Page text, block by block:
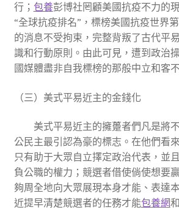
行； 包養彭博社罔顧美國抗疫不力的
“全球抗疫排名”，標榜美國抗疫世界
的消息不受拘束，完整背叛了古代平
識和行動原則。由此可見，遭到政治
國媒體盡非自我標榜的那般中立和客
（三）美式平易近主的金錢化
美式平易近主的擁躉者們凡是將
公民主最引認為豪的標志。在他們看
只有助于大眾自立擇定政治代表，並
負公職的權力；競選者借使倘使想要
夠周全地向大眾展現本身才能、表達
近提早清楚競選者的任務才能包養網